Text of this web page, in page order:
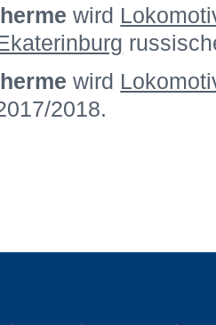
wird
wird
2018.